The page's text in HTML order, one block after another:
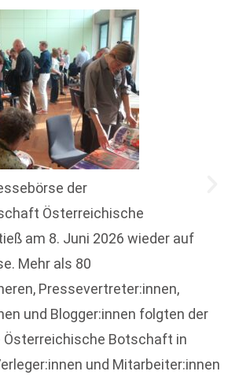
der
Österreichische
am 8. Juni 2026 wieder auf
Mehr als 80
Pressevertreter:innen,
und Blogger:innen folgten der
Österreichische Botschaft in
und Mitarbeiter:innen